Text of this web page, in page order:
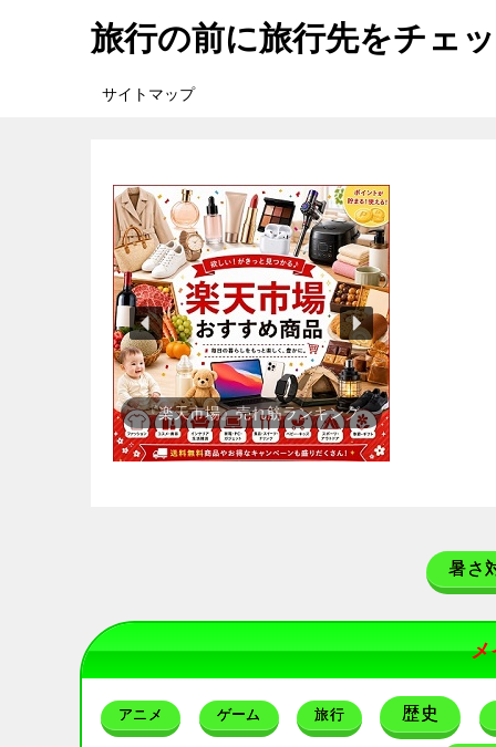
旅行の前に旅行先をチェ
サイトマップ
『楽天市場』売れ筋ランキング
暑さ
メ
アニメ ゲーム 旅行 歴史